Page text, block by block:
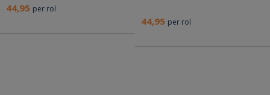
44,95 per rol
44,95 per rol